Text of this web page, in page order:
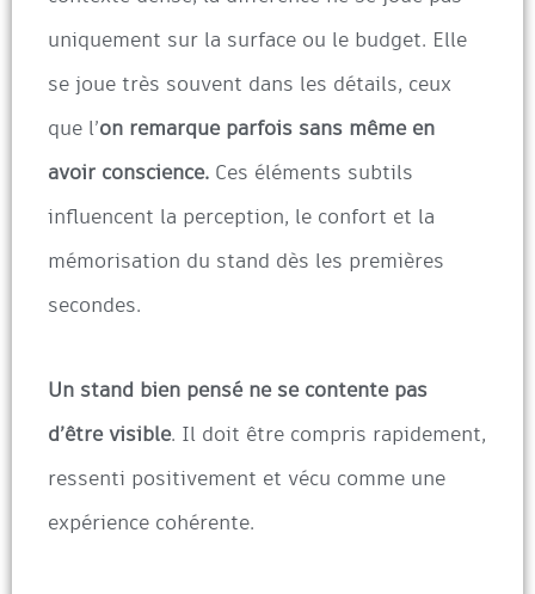
uniquement sur la surface ou le budget. Elle
se joue très souvent dans les détails, ceux
que l’on remarque parfois sans même en
avoir conscience. Ces éléments subtils
influencent la perception, le confort et la
mémorisation du stand dès les premières
secondes.
Un stand bien pensé ne se contente pas
d’être visible. Il doit être compris rapidement,
ressenti positivement et vécu comme une
expérience cohérente.